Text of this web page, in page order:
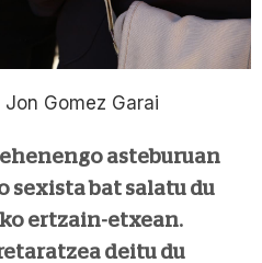
Jon Gomez Garai
asteburuan
sexista bat salatu du
ertzain-etxean.
deitu du